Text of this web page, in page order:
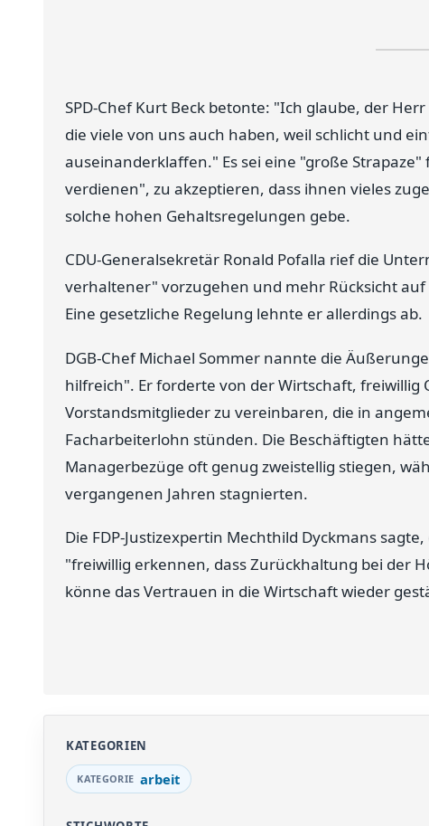
SPD-Chef Kurt Beck betonte: "Ich glaube, der
die viele von uns auch haben, weil schlicht und
auseinanderklaffen." Es sei eine "große
verdienen", zu akzeptieren, dass ihnen vieles
solche hohen Gehaltsregelungen gebe.
CDU-Generalsekretär Ronald Pofalla rief die
verhaltener" vorzugehen und mehr Rücksicht
Eine gesetzliche Regelung lehnte er allerdings ab.
DGB-Chef Michael Sommer nannte die
hilfreich". Er forderte von der Wirtschaft, freiwillig
Vorstandsmitglieder zu vereinbaren, die in
Facharbeiterlohn stünden. Die Beschäftigten
Managerbezüge oft genug zweistellig stiegen,
vergangenen Jahren stagnierten.
Die FDP-Justizexpertin Mechthild Dyckmans sagte,
"freiwillig erkennen, dass Zurückhaltung bei der
könne das Vertrauen in die Wirtschaft wieder
KATEGORIEN
arbeit